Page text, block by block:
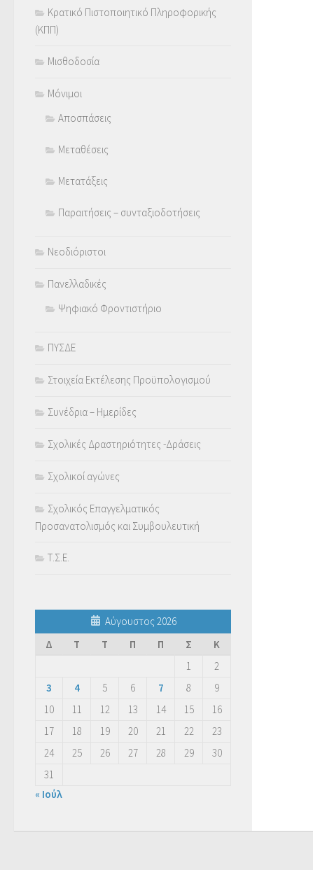
Κρατικό Πιστοποιητικό Πληροφορικής
(ΚΠΠ)
Μισθοδοσία
Μόνιμοι
Αποσπάσεις
Μεταθέσεις
Μετατάξεις
Παραιτήσεις – συνταξιοδοτήσεις
Νεοδιόριστοι
Πανελλαδικές
Ψηφιακό Φροντιστήριο
ΠΥΣΔΕ
Στοιχεία Εκτέλεσης Προϋπολογισμού
Συνέδρια – Ημερίδες
Σχολικές Δραστηριότητες -Δράσεις
Σχολικοί αγώνες
Σχολικός Επαγγελματικός
Προσανατολισμός και Συμβουλευτική
Τ.Σ.Ε.
Αύγουστος 2026
Δ
Τ Τ Π Π Σ
Κ
1
2
3
4 5 6 7 8
9
10
11 12 13 14 15
16
17
18 19 20 21 22
23
24
25 26 27 28 29
30
31
« Ιούλ